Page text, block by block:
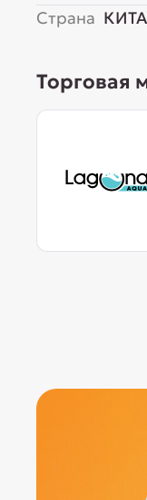
Страна
Торговая